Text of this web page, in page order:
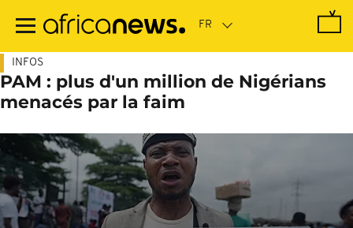
contenu
INFOS
PAM : plus d'un million de Nigérians
menacés par la faim